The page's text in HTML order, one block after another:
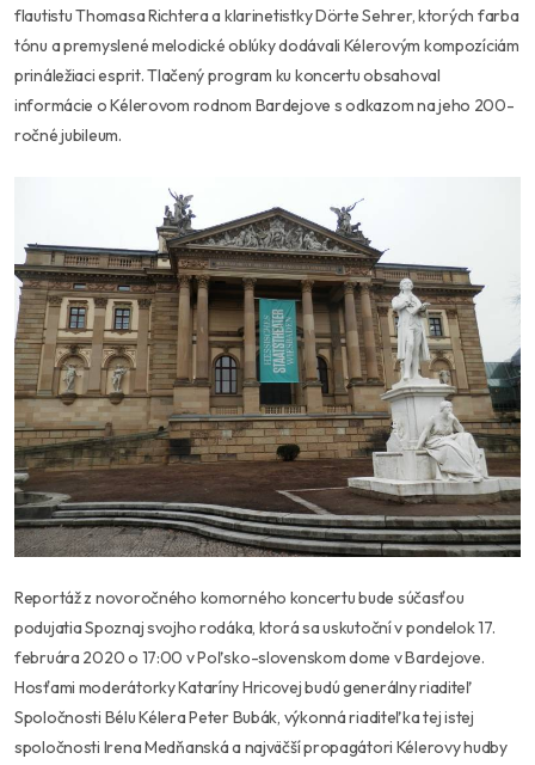
flautistu Thomasa Richtera a klarinetistky Dörte Sehrer, ktorých farba
tónu a premyslené melodické oblúky dodávali Kélerovým kompozíciám
prináležiaci esprit. Tlačený program ku koncertu obsahoval
informácie o Kélerovom rodnom Bardejove s odkazom na jeho 200-
ročné jubileum.
Reportáž z novoročného komorného koncertu bude súčasťou
podujatia Spoznaj svojho rodáka, ktorá sa uskutoční v pondelok 17.
februára 2020 o 17:00 v Poľsko-slovenskom dome v Bardejove.
Hosťami moderátorky Kataríny Hricovej budú generálny riaditeľ
Spoločnosti Bélu Kélera Peter Bubák, výkonná riaditeľka tej istej
spoločnosti Irena Medňanská a najväčší propagátori Kélerovy hudby